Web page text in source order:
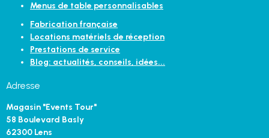
Menus de table personnalisables
Fabrication française
Locations matériels de réception
Prestations de service
Blog: actualités, conseils, idées...
Adresse
Magasin "Events Tour"
58 Boulevard Basly
62300 Lens